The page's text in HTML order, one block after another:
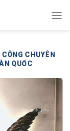
CHUYÊN
QUỐC